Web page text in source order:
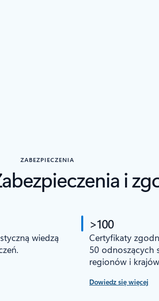
ZABEZPIECZENIA
i
wiedzą
>100
Certyfikaty
50 odnoszących
regionów i
Dowiedz się więcej